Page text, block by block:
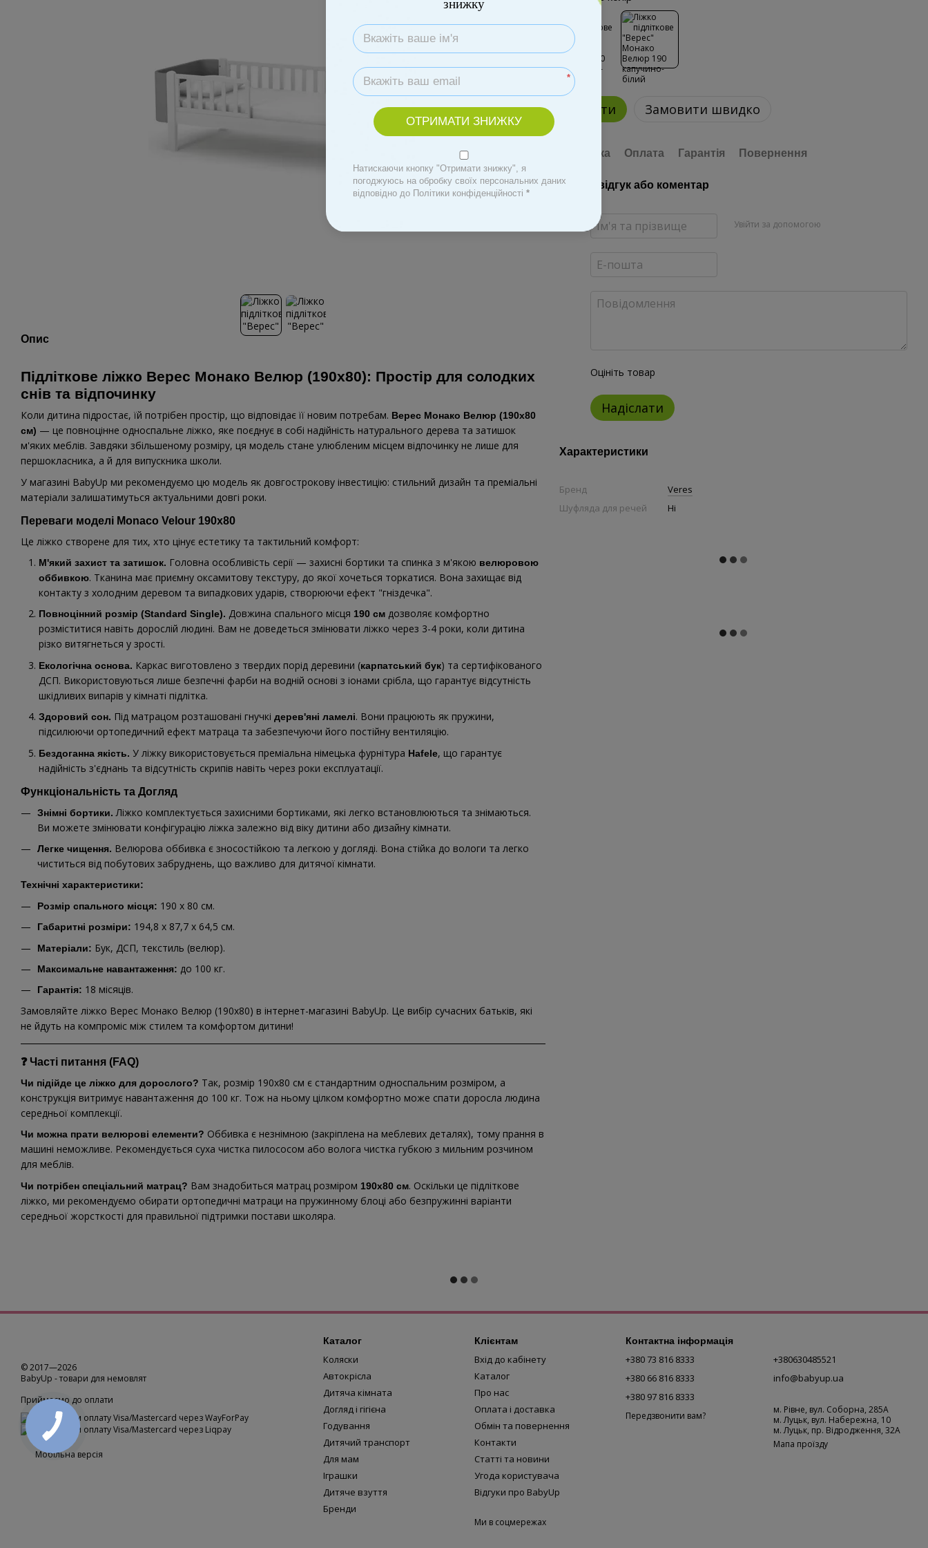
Опис
Підліткове ліжко Верес Монако Велюр (190х80): Простір для солодких
снів та відпочинку
Коли дитина підростає, їй потрібен простір, що відповідає її новим потребам. Верес Монако Велюр (190х80
см) — це повноцінне односпальне ліжко, яке поєднує в собі надійність натурального дерева та затишок
м'яких меблів. Завдяки збільшеному розміру, ця модель стане улюбленим місцем відпочинку не лише для
першокласника, а й для випускника школи.
У магазині BabyUp ми рекомендуємо цю модель як довгострокову інвестицію: стильний дизайн та преміальні
матеріали залишатимуться актуальними довгі роки.
Переваги моделі Monaco Velour 190х80
Це ліжко створене для тих, хто цінує естетику та тактильний комфорт:
М'який захист та затишок. Головна особливість серії — захисні бортики та спинка з м'якою велюровою
оббивкою. Тканина має приємну оксамитову текстуру, до якої хочеться торкатися. Вона захищає від
контакту з холодним деревом та випадкових ударів, створюючи ефект "гніздечка".
Повноцінний розмір (Standard Single). Довжина спального місця 190 см дозволяє комфортно
розміститися навіть дорослій людині. Вам не доведеться змінювати ліжко через 3-4 роки, коли дитина
різко витягнеться у зрості.
Екологічна основа. Каркас виготовлено з твердих порід деревини (карпатський бук) та сертифікованого
ДСП. Використовуються лише безпечні фарби на водній основі з іонами срібла, що гарантує відсутність
шкідливих випарів у кімнаті підлітка.
Здоровий сон. Під матрацом розташовані гнучкі дерев'яні ламелі. Вони працюють як пружини,
підсилюючи ортопедичний ефект матраца та забезпечуючи його постійну вентиляцію.
Бездоганна якість. У ліжку використовується преміальна німецька фурнітура Hafele, що гарантує
надійність з'єднань та відсутність скрипів навіть через роки експлуатації.
Функціональність та Догляд
Знімні бортики. Ліжко комплектується захисними бортиками, які легко встановлюються та знімаються.
Ви можете змінювати конфігурацію ліжка залежно від віку дитини або дизайну кімнати.
Легке чищення. Велюрова оббивка є зносостійкою та легкою у догляді. Вона стійка до вологи та легко
чиститься від побутових забруднень, що важливо для дитячої кімнати.
Технічні характеристики:
Розмір спального місця: 190 х 80 см.
Габаритні розміри: 194,8 х 87,7 х 64,5 см.
Матеріали: Бук, ДСП, текстиль (велюр).
Максимальне навантаження: до 100 кг.
Гарантія: 18 місяців.
Замовляйте ліжко Верес Монако Велюр (190х80) в інтернет-магазині BabyUp. Це вибір сучасних батьків, які
не йдуть на компроміс між стилем та комфортом дитини!
❓ Часті питання (FAQ)
Чи підійде це ліжко для дорослого? Так, розмір 190х80 см є стандартним односпальним розміром, а
конструкція витримує навантаження до 100 кг. Тож на ньому цілком комфортно може спати доросла людина
середньої комплекції.
Чи можна прати велюрові елементи? Оббивка є незнімною (закріплена на меблевих деталях), тому прання в
машині неможливе. Рекомендується суха чистка пилососом або волога чистка губкою з мильним розчином
для меблів.
Чи потрібен спеціальний матрац? Вам знадобиться матрац розміром 190х80 см. Оскільки це підліткове
ліжко, ми рекомендуємо обирати ортопедичні матраци на пружинному блоці або безпружинні варіанти
середньої жорсткості для правильної підтримки постави школяра.
Купити Замовити швидко
Доставка Оплата Гарантія Повернення
Новий відгук або коментар
Увійти за допомогою
Оцініть товар
Надіслати
Характеристики
Бренд
Veres
Шуфляда для речей
Ні
© 2017—2026
BabyUp -товари для немовлят
Приймаємо до оплати
Мобільна версія
Каталог
Коляски
Автокрісла
Дитяча кімната
Догляд і гігієна
Годування
Дитячий транспорт
Для мам
Іграшки
Дитяче взуття
Бренди
Клієнтам
Вхід до кабінету
Каталог
Про нас
Оплата і доставка
Обмін та повернення
Контакти
Статті та новини
Угода користувача
Відгуки про BabyUp
Ми в соцмережах
Контактна інформація
+380 73 816 8333
+380 66 816 8333
+380 97 816 8333
Передзвонити вам?
+380630485521
info@babyup.ua
м. Рівне, вул. Соборна, 285А
м. Луцьк, вул. Набережна, 10
м. Луцьк, пр. Відродження, 32А
Мапа проїзду
знижку
*
ОТРИМАТИ ЗНИЖКУ
Натискаючи кнопку "Отримати знижку", я
погоджуюсь на обробку своїх персональних даних
відповідно до Політики конфіденційності *